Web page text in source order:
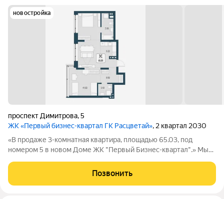
новостройка
проспект Димитрова,5
ЖК «Первый бизнес-квартал ГК Расцветай», 2 квартал 2030
«В продаже 3-комнатная квартира, площадью 65.03, под
номером 5 в новом Доме ЖК "Первый Бизнес-квартал".» Мы
где раньше находился торговый центр ЦУМ. На его месте мы
строим квартал, где жилье,
Позвонить